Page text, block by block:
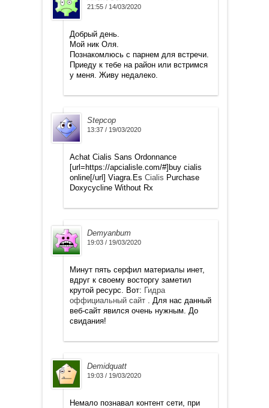
21:55 / 14/03/2020
Добрый день.
Мой ник Оля.
Познакомлюсь с парнем для встречи.
Приеду к тебе на район или встримся
у меня. Живу недалеко.
Stepcop
13:37 / 19/03/2020
Achat Cialis Sans Ordonnance
[url=https://apcialisle.com/#]buy cialis
online[/url] Viagra.Es Cialis Purchase
Doxycycline Without Rx
Demyanbum
19:03 / 19/03/2020
Минут пять серфил материалы инет,
вдруг к своему восторгу заметил
крутой ресурс. Вот: Гидра
оффициальный сайт. Для нас данный
веб-сайт явился очень нужным. До
свидания!
Demidquatt
19:03 / 19/03/2020
Немало познавал контент сети, при